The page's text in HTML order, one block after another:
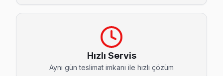
Hisar Dijitsu Servis
Hisar Dijitsu Anakart Tamiri →
Hürriyet Dijitsu Servis
Hürriyet mahallesi Dijitsu TV teknisyeniniz ortalama 90
Hızlı Servis
Aynı gün teslimat imkanı ile hızlı çözüm